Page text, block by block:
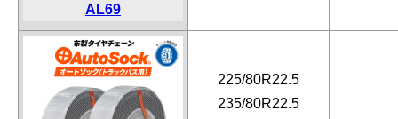
AL69
225/80R22.5
235/80R22.5